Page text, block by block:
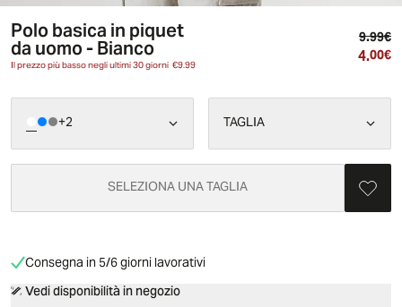
Polo basica in piquet
da uomo - Bianco
Il prezzo più basso negli ultimi 30 giorni€9.99
9.99€
4.00€
+2 TAGLIA
SELEZIONA UNA TAGLIA
Consegna in 5/6 giorni lavorativi
Vedi disponibilità in negozio